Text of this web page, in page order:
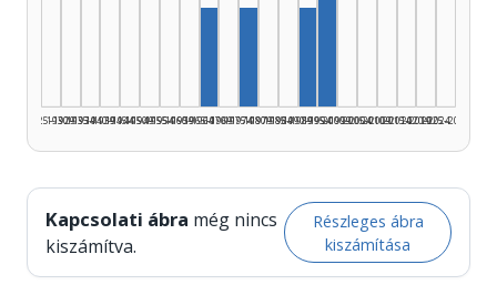
1925–1929
1930–1934
1935–1939
1940–1944
1945–1949
1950–1954
1955–1959
1960–1964
1965–1969
1970–1974
1975–1979
1980–1984
1985–1989
1990–1994
1995–1999
2000–2004
2005–2009
2010–2014
2015–2019
2020–2024
2025–2026
Kapcsolati ábra még nincs
kiszámítva.
Részleges ábra
kiszámítása